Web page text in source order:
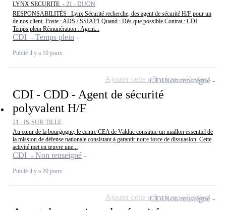
LYNX SECURITE - 21 - DIJON
RESPONSABILITÉS : Lynx Sécurité recherche, des agent de sécurité H/F pour un
de nos client. Poste : ADS / SSIAP1 Quand : Dès que possible Contrat : CDI
Temps plein Rémunération : Agent...
CDI - Temps plein
Publié il y a 10 jours
CDI - CDD - Agent de sécurité
polyvalent H/F
21 - IS-SUR-TILLE
Au cœur de la bourgogne, le centre CEA de Valduc constitue un maillon essentiel de
la mission de défense nationale consistant à garantir notre force de dissuasion. Cette
activité met en œuvre une...
CDI - Non renseigné
Publié il y a 20 jours
CDINon renseigné
Ajouter cette offre à ma sélection
CDINon renseigné
Ajouter cette offre à ma sélection